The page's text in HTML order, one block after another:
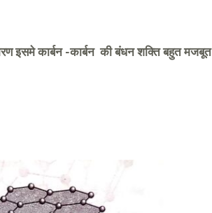
इसमे कार्बन -कार्बन की बंधन शक्ति बहुत मजबूत